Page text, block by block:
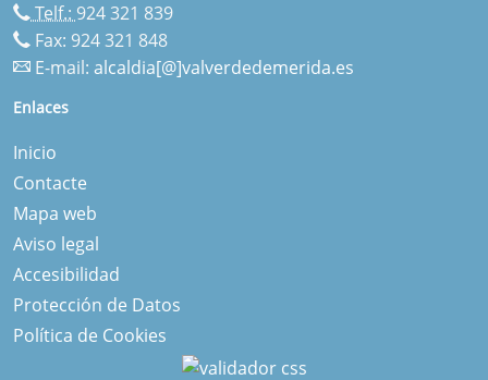
Telf.: 924 321 839
Fax: 924 321 848
E-mail: alcaldia[@]valverdedemerida.es
Enlaces
Inicio
Contacte
Mapa web
Aviso legal
Accesibilidad
Protección de Datos
Política de Cookies